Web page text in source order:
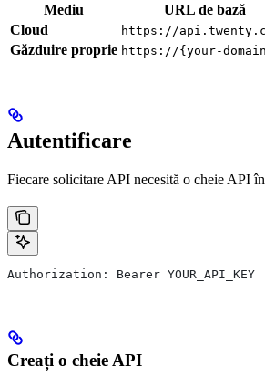
Mediu
URL de bază
Cloud
https://
Găzduire proprie https://{your-
Autentificare
Fiecare solicitare API necesită o cheie API
Authorization: Bearer YOUR_API_KEY
Creați o cheie API